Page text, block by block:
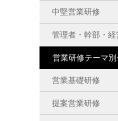
中堅営業研修
管理者・幹部・
営業研修テーマ別
営業基礎研修
提案営業研修